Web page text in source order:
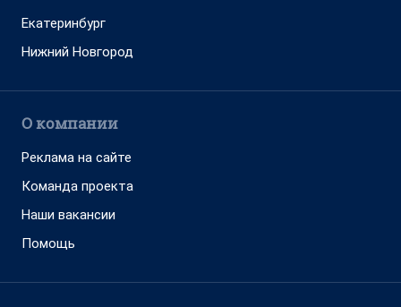
Екатеринбург
Нижний Новгород
О компании
Реклама на сайте
Команда проекта
Наши вакансии
Помощь